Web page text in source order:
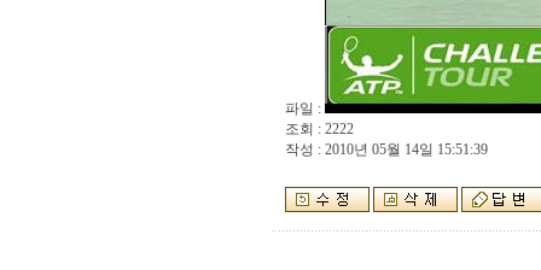
파일 :
조회 : 2222
작성 : 2010년 05월 14일 15:51:39